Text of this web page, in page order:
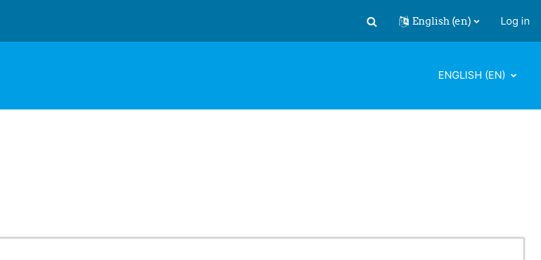
Toggle search input
English ‎(en)‎ Log in
ENGLISH ‎(EN)‎